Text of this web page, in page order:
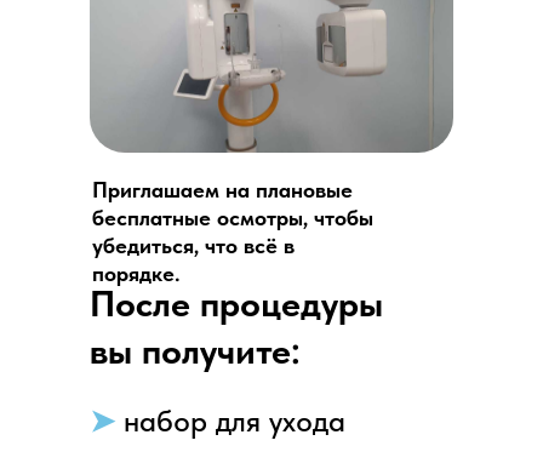
После процедуры
вы получите:
Приглашаем на плановые
бесплатные осмотры, чтобы
убедиться, что всё в
порядке.
➤ набор для ухода